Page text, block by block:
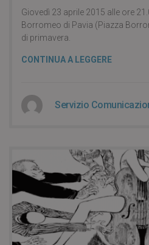
Giovedì 23 aprile 2015 alle ore
Borromeo di Pavia (Piazza
di primavera.
CONTINUA A LEGGERE
Servizio